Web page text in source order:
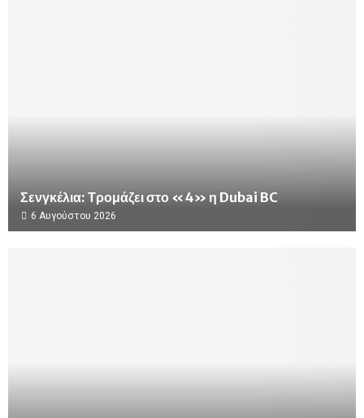
Σενγκέλια: Τρομάζει στο «4» η Dubai BC
6 Αυγούστου 2026